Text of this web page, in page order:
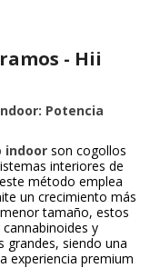
- Hii
Potencia
indoor son cogollos
interiores de
método emplea
un crecimiento más
tamaño, estos
y
grandes, siendo una
experiencia premium